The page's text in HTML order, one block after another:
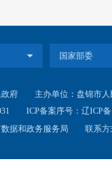
府
主办单位：盘锦市
ICP备案序号： 辽ICP
据和政务服务局
联系方